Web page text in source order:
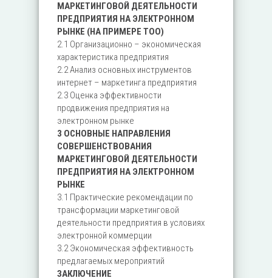
МАРКЕТИНГОВОЙ ДЕЯТЕЛЬНОСТИ
ПРЕДПРИЯТИЯ НА ЭЛЕКТРОННОМ
РЫНКЕ (НА ПРИМЕРЕ TOO)
2.1 Организационно – экономическая
характеристика предприятия
2.2 Анализ основных инструментов
интернет – маркетинга предприятия
2.3 Оценка эффективности
продвижения предприятия на
электронном рынке
3 ОСНОВНЫЕ НАПРАВЛЕНИЯ
СОВЕРШЕНСТВОВАНИЯ
МАРКЕТИНГОВОЙ ДЕЯТЕЛЬНОСТИ
ПРЕДПРИЯТИЯ НА ЭЛЕКТРОННОМ
РЫНКЕ
3.1 Практические рекомендации по
трансформации маркетинговой
деятельности предприятия в условиях
электронной коммерции
3.2 Экономическая эффективность
предлагаемых мероприятий
ЗАКЛЮЧЕНИЕ